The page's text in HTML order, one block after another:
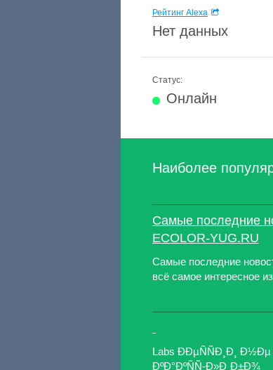
Рейтинг Alexa
Нет данных
Статус:
Онлайн
Наиболее
Самые последние
ECOLOR-YUG.RU
Самые последние
всё самое интересное
Labs ÐÐµÑÑÐ¸Ð¸
ÐºÐ°ÐºÑÑ-Ð»Ð¸Ð±Ð¾